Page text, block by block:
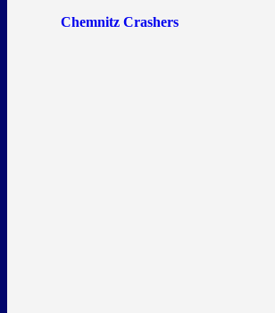
Chemnitz Crashers